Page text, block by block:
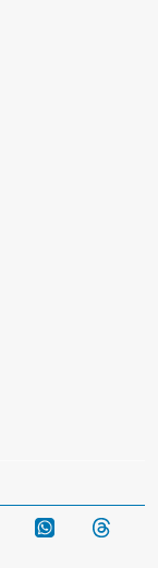
Telegram WhatsApp